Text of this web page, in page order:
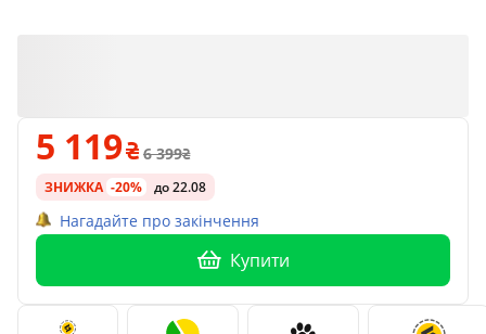
5 119 6 399
ЗНИЖКА -20% до 22.08
Нагадайте про закінчення
Купити